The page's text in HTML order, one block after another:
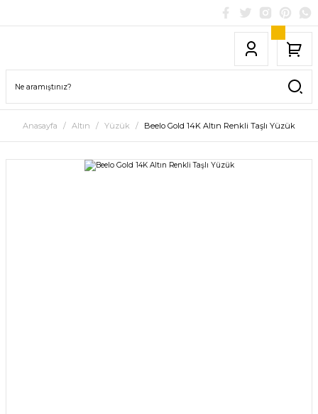
Anasayfa Altın Yüzük Beelo Gold 14K Altın Renkli Taşlı Yüzük